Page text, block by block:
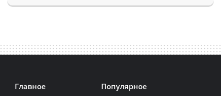
Главное Популярное